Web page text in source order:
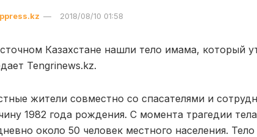
2018/08/10 01:58
Казахстане нашли тело имама, который
Tengrinews.kz.
жители совместно со спасателями и
1982 года рождения. С момента трагедии
около 50 человек местного населения.